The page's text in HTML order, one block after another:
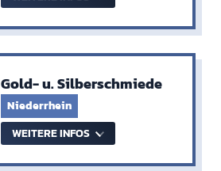
Gold- u. Silberschmiede
Niederrhein
WEITERE INFOS